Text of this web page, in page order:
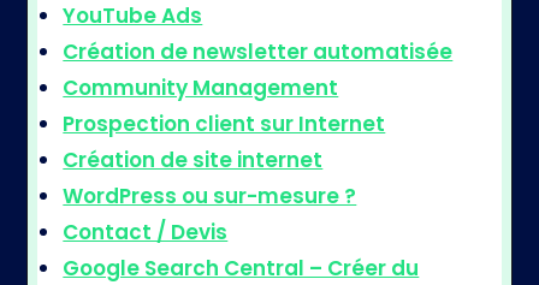
YouTube Ads
Création de newsletter automatisée
Community Management
Prospection client sur Internet
Création de site internet
WordPress ou sur-mesure ?
Contact / Devis
Google Search Central – Créer du